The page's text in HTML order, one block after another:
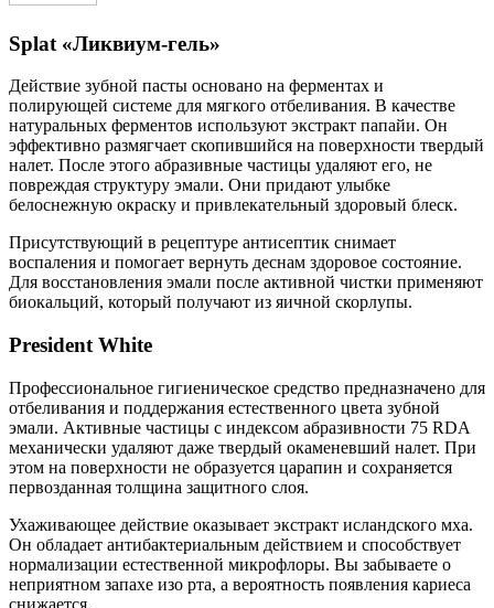
Splat «Ликвиум-гель»
Действие зубной пасты основано на ферментах и
полирующей системе для мягкого отбеливания. В качестве
натуральных ферментов используют экстракт папайи. Он
эффективно размягчает скопившийся на поверхности твердый
налет. После этого абразивные частицы удаляют его, не
повреждая структуру эмали. Они придают улыбке
белоснежную окраску и привлекательный здоровый блеск.
Присутствующий в рецептуре антисептик снимает
воспаления и помогает вернуть деснам здоровое состояние.
Для восстановления эмали после активной чистки применяют
биокальций, который получают из яичной скорлупы.
President White
Профессиональное гигиеническое средство предназначено для
отбеливания и поддержания естественного цвета зубной
эмали. Активные частицы с индексом абразивности 75 RDA
механически удаляют даже твердый окаменевший налет. При
этом на поверхности не образуется царапин и сохраняется
первозданная толщина защитного слоя.
Ухаживающее действие оказывает экстракт исландского мха.
Он обладает антибактериальным действием и способствует
нормализации естественной микрофлоры. Вы забываете о
неприятном запахе изо рта, а вероятность появления кариеса
снижается.